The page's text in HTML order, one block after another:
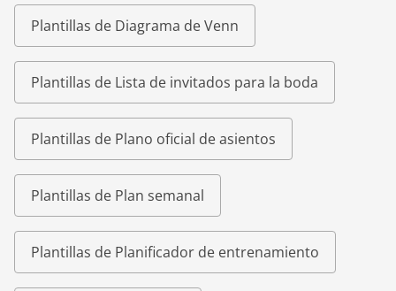
Plantillas de Diagrama de Venn
Plantillas de Lista de invitados para la boda
Plantillas de Plano oficial de asientos
Plantillas de Plan semanal
Plantillas de Planificador de entrenamiento